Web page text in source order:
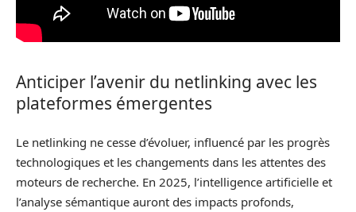
Anticiper l’avenir du netlinking avec les
plateformes émergentes
Le netlinking ne cesse d’évoluer, influencé par les progrès
technologiques et les changements dans les attentes des
moteurs de recherche. En 2025, l’intelligence artificielle et
l’analyse sémantique auront des impacts profonds,